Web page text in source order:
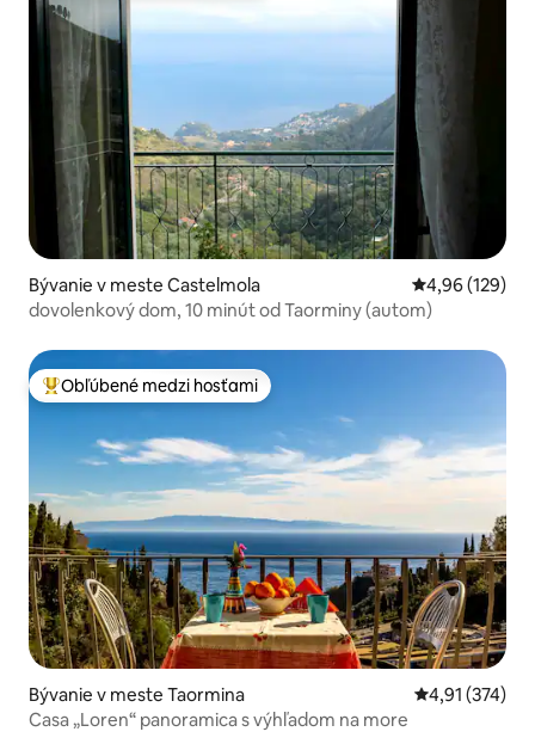
Bývanie v meste Castelmola Priemerné
4,96 (129)
dovolenkový dom, 10 minút od Taorminy (autom)
Najobľúbenejšie medzi hosťami
Obľúbené medzi hosťami
Bývanie v meste Taormina Priemerné
4,91 (374)
Casa „Loren“ panoramica s výhľadom na more